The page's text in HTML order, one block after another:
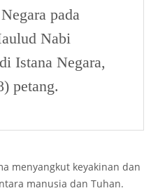
pada
Nabi
Istana Negara,
petang.
menyangkut keyakinan dan
manusia dan Tuhan.